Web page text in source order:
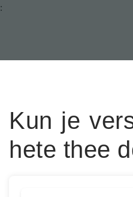
:
Kun je
hete thee